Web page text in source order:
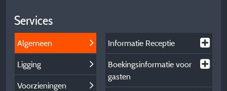
Services
Algemeen
Ligging
Voorzieningen
Informatie Receptie
Boekingsinformatie voor
gasten